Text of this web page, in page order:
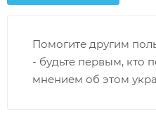
Помогите другим
- будьте первым, кто
мнением об этом